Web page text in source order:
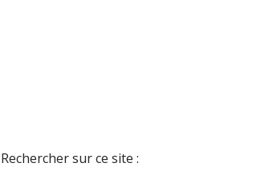
Rechercher sur ce site :